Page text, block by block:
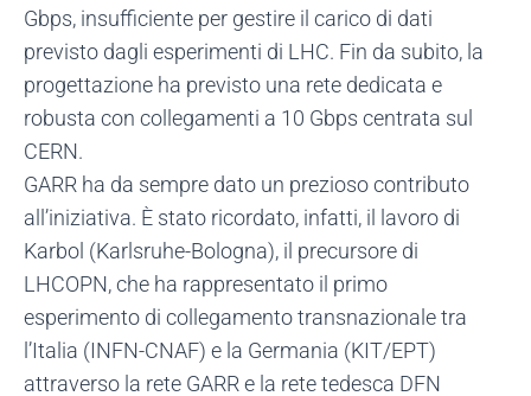
Gbps, insufficiente per gestire il carico di dati
previsto dagli esperimenti di LHC. Fin da subito, la
progettazione ha previsto una rete dedicata e
robusta con collegamenti a 10 Gbps centrata sul
CERN.
GARR ha da sempre dato un prezioso contributo
all’iniziativa. È stato ricordato, infatti, il lavoro di
Karbol (Karlsruhe-Bologna), il precursore di
LHCOPN, che ha rappresentato il primo
esperimento di collegamento transnazionale tra
l’Italia (INFN-CNAF) e la Germania (KIT/EPT)
attraverso la rete GARR e la rete tedesca DFN